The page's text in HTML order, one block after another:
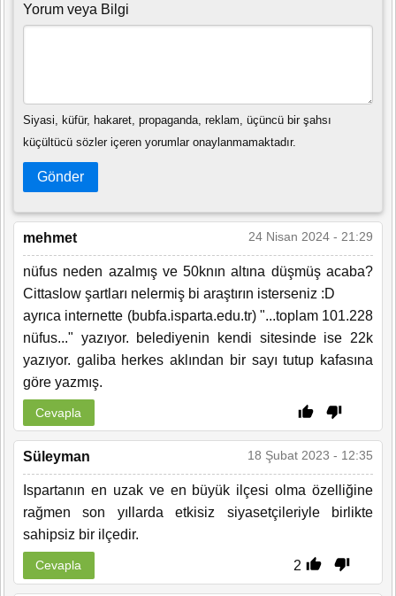
Yorum veya Bilgi
Siyasi, küfür, hakaret, propaganda, reklam, üçüncü bir şahsı
küçültücü sözler içeren yorumlar onaylanmamaktadır.
Gönder
mehmet 24 Nisan 2024 - 21:29
nüfus neden azalmış ve 50knın altına düşmüş acaba?
Cittaslow şartları nelermiş bi araştırın isterseniz :D
ayrıca internette (bubfa.isparta.edu.tr) "...toplam 101.228
nüfus..." yazıyor. belediyenin kendi sitesinde ise 22k
yazıyor. galiba herkes aklından bir sayı tutup kafasına
göre yazmış.
Cevapla
Süleyman 18 Şubat 2023 - 12:35
Ispartanın en uzak ve en büyük ilçesi olma özelliğine
rağmen son yıllarda etkisiz siyasetçileriyle birlikte
sahipsiz bir ilçedir.
2
Cevapla